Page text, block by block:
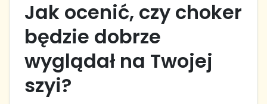
Jak ocenić, czy choker
będzie dobrze
wyglądał na Twojej
szyi?